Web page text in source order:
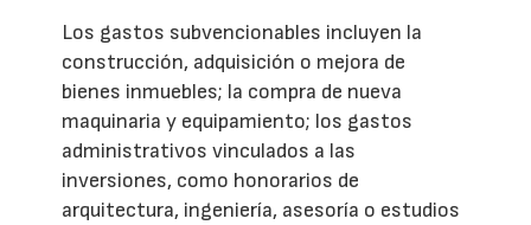
Los gastos subvencionables incluyen la
construcción, adquisición o mejora de
bienes inmuebles; la compra de nueva
maquinaria y equipamiento; los gastos
administrativos vinculados a las
inversiones, como honorarios de
arquitectura, ingeniería, asesoría o estudios